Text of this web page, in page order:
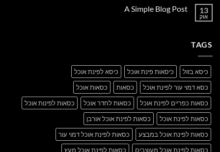
Just
13
אוק
A Simple Blog Post
TAGS
כיסא בזול כיסאות פינת אוכל
כיסא לפינת אוכל
כסא דמוי עור לפינת אוכל
כסאות
כסאות אוכל
כסאות כפריים לפינת אוכל
כסאות לחדר אוכל
כסאות לפינות אוכל
כסאות לפינת אוכל
כסאות לפינת אוכל אורבן
כסאות לפינת אוכל במבצע
כסאות לפינת אוכל דמוי עור
כסאות לפינת אוכל מעוצבים
כסאות לפינת אוכל מעץ